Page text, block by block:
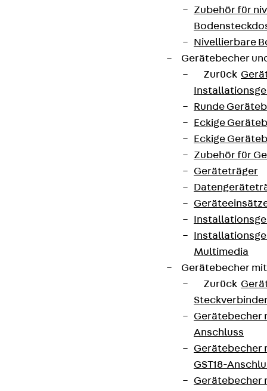
Zubehör für
Nivellierbare
Gerätebecher
Zurück
Runde
Eckige
Eckige
Zubehör für
Geräteträger
Multimedia
Gerätebecher
Zurück
Gerätebecher
Anschluss
Gerätebecher
GST18-
Gerätebecher